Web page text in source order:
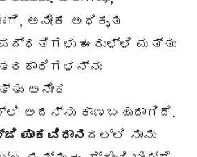
ಅನೇಕ ಅಧಿಕೃತ
ಈರುಳ್ಳಿ ಮತ್ತು
ಅನೇಕ
ಅದನ್ನು ಕಾಣಬಹುದಾಗಿದೆ.
ಪಾಕವಿಧಾನ ದಲ್ಲಿ ನಾನು